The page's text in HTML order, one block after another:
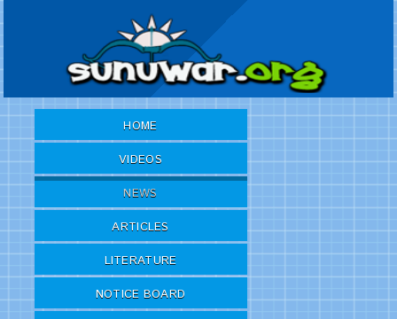
HOME
VIDEOS
NEWS
ARTICLES
LITERATURE
NOTICE BOARD